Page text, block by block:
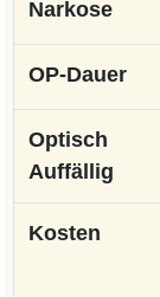
Narkose
OP-Dauer
Optisch
Auffällig
Kosten